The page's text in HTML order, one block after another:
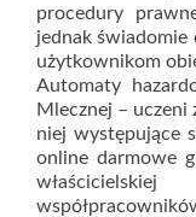
procedury
jednak świadomie
użytkownikom
Automaty
Mlecznej –
niej występujące
online darmowe